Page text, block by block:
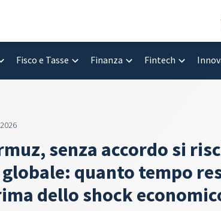
Fisco e Tasse Finanza Fintech
senza accordo si
quanto tempo
dello shock